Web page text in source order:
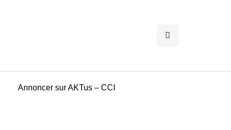
Annoncer sur AKTus – CCI